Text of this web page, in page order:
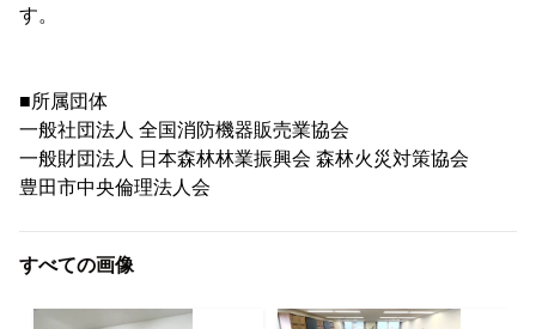
す。
■所属団体
一般社団法人 全国消防機器販売業協会
一般財団法人 日本森林林業振興会 森林火災対策協会
豊田市中央倫理法人会
すべての画像